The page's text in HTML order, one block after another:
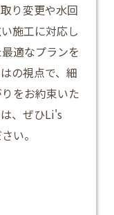
り変更や水回
施工に対応し
適なプランを
の視点で、細
をお約束いた
、ぜひLi's
い。